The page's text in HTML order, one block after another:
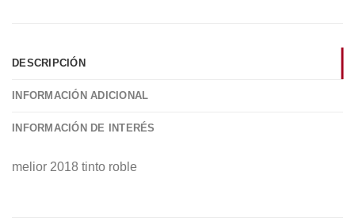
DESCRIPCIÓN
INFORMACIÓN ADICIONAL
INFORMACIÓN DE INTERÉS
melior 2018 tinto roble